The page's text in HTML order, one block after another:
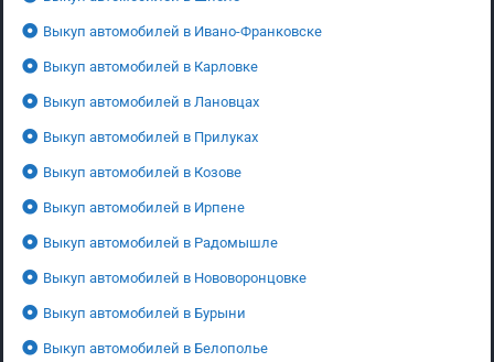
Выкуп автомобилей в Ивано-Франковске
Выкуп автомобилей в Карловке
Выкуп автомобилей в Лановцах
Выкуп автомобилей в Прилуках
Выкуп автомобилей в Козове
Выкуп автомобилей в Ирпене
Выкуп автомобилей в Радомышле
Выкуп автомобилей в Нововоронцовке
Выкуп автомобилей в Бурыни
Выкуп автомобилей в Белополье